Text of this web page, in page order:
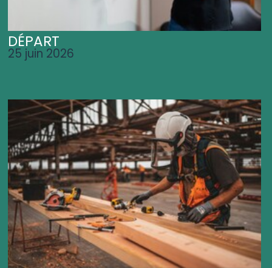
DÉPART
25 juin 2026